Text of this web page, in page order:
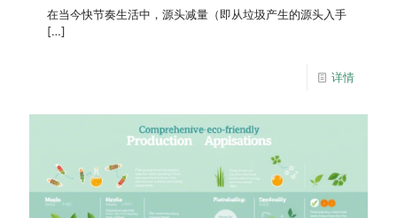
在当今快节奏生活中，源头减量（即从垃圾产生的源头入手
[…]
详情